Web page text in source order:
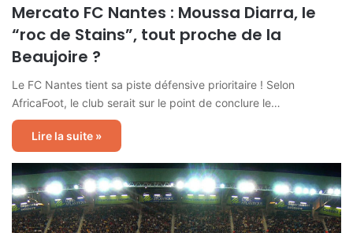
Mercato FC Nantes : Moussa Diarra, le
“roc de Stains”, tout proche de la
Beaujoire ?
Le FC Nantes tient sa piste défensive prioritaire ! Selon
AfricaFoot, le club serait sur le point de conclure le…
Lire la suite »